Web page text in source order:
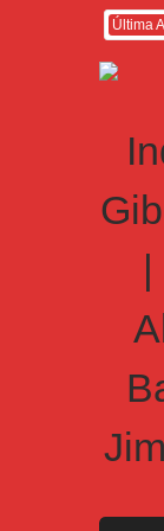
Última